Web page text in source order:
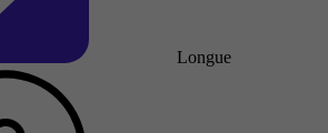
Longue